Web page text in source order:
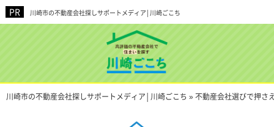
川崎市の不動産会社探しサポートメディア│川崎ごこち
川崎市の不動産会社探しサポートメディア│川崎ごこち »不動産会社選びで押さ